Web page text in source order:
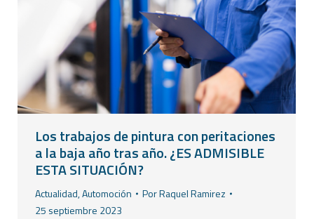
Los trabajos de pintura con peritaciones
a la baja año tras año. ¿ES ADMISIBLE
ESTA SITUACIÓN?
Actualidad,Automoción PorRaquel Ramirez
25 septiembre 2023